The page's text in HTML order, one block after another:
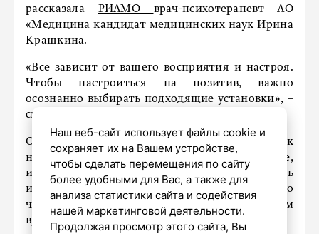
рассказала РИАМО врач-психотерапевт АО
«Медицина кандидат медицинских наук Ирина
Крашкина.
«Все зависит от вашего восприятия и настроя.
Чтобы настроиться на позитив, важно
осознанно выбирать подходящие установки», –
сказала Крашкина.
Она советует воспринимать понедельник как
новый старт: возможность начать что-то новое,
изменить привычки или реализовать
интересные идеи. Можно напоминать себе, что
что именно человек сам управляет своим
временем.
Наш веб-сайт использует файлы cookie и
сохраняет их на Вашем устройстве,
чтобы сделать перемещения по сайту
более удобными для Вас, а также для
анализа статистики сайта и содействия
нашей маркетинговой деятельности.
Продолжая просмотр этого сайта, Вы